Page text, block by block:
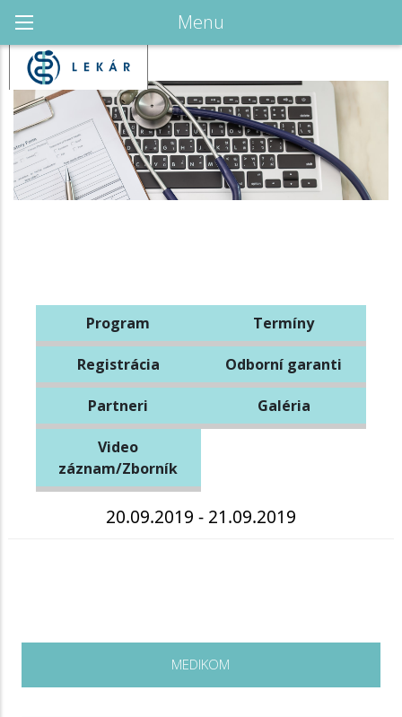
Menu
Program Termíny
Registrácia Odborní garanti
Partneri Galéria
Video
záznam/Zborník
20.09.2019 - 21.09.2019
MEDIKOM